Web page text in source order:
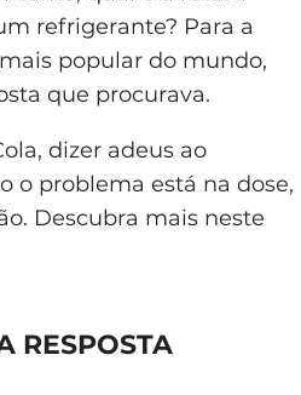
refrigerante? Para a
popular do mundo,
que procurava.
dizer adeus ao
o problema está na dose,
Descubra mais neste
RESPOSTA